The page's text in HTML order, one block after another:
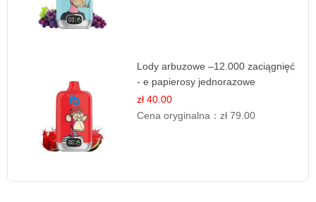
Lody arbuzowe –12.000 zaciągnięć
- e papierosy jednorazowe
zł 40.00
Cena oryginalna：zł 79.00